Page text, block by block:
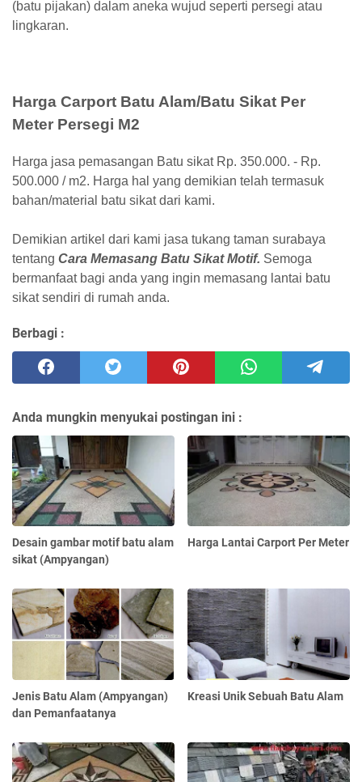
(batu pijakan) dalam aneka wujud seperti persegi atau
lingkaran.
Harga Carport Batu Alam/Batu Sikat Per
Meter Persegi M2
Harga jasa pemasangan Batu sikat Rp. 350.000. - Rp.
500.000 / m2. Harga hal yang demikian telah termasuk
bahan/material batu sikat dari kami.
Demikian artikel dari kami jasa tukang taman surabaya
tentang Cara Memasang Batu Sikat Motif. Semoga
bermanfaat bagi anda yang ingin memasang lantai batu
sikat sendiri di rumah anda.
Berbagi :
Anda mungkin menyukai postingan ini :
Desain gambar motif batu alam
sikat (Ampyangan)
Harga Lantai Carport Per Meter
Jenis Batu Alam (Ampyangan)
dan Pemanfaatanya
Kreasi Unik Sebuah Batu Alam